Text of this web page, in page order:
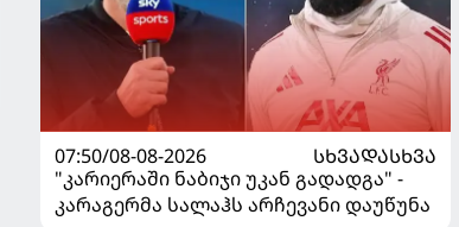
07:50/08-08-2026
ᲡᲮᲕᲐᲓᲐᲡᲮᲕᲐ
"კარიერაში ნაბიჯი უკან გადადგა" -
კარაგერმა სალაჰს არჩევანი დაუწუნა